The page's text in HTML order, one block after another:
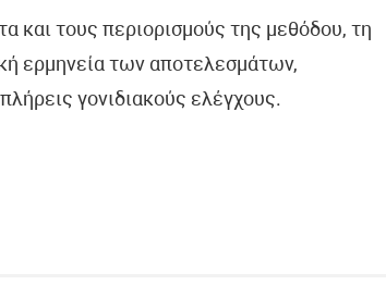
και τους περιορισμούς της μεθόδου, τη
ερμηνεία των αποτελεσμάτων,
γονιδιακούς ελέγχους.